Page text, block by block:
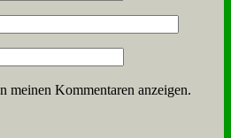
meinen Kommentaren anzeigen.